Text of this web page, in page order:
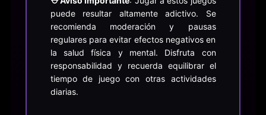
puede resultar altamente adictivo. Se
recomienda moderación y pausas
regulares para evitar efectos negativos en
la salud física y mental. Disfruta con
responsabilidad y recuerda equilibrar el
tiempo de juego con otras actividades
diarias.